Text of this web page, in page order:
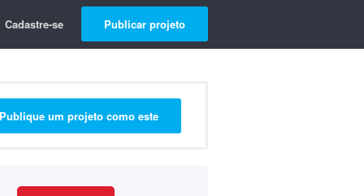
Cadastre-se Publicar projeto
Publique um projeto como este